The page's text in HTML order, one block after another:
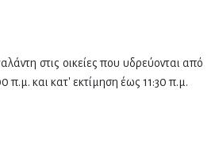
στις οικείες που υδρεύονται από
και κατ' εκτίμηση έως 11:30 π.μ.